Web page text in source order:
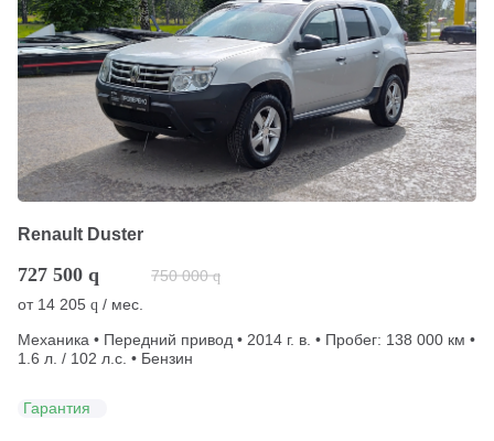
Renault Duster
727 500 q 750 000 q
от 14 205 q / мес.
Механика • Передний привод • 2014 г. в. • Пробег: 138 000 км •
1.6 л. / 102 л.с. • Бензин
Гарантия